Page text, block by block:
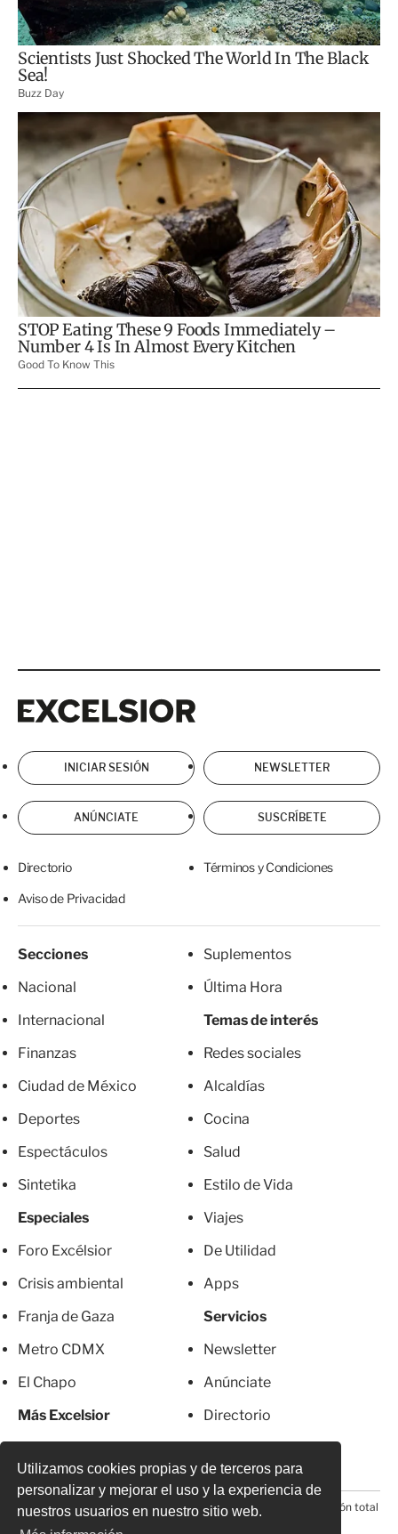
Utilizamos cookies propias y de terceros para
personalizar y mejorar el uso y la experiencia de
nuestros usuarios en nuestro sitio web.
INICIAR SESIÓN NEWSLETTER
ANÚNCIATE SUSCRÍBETE
Directorio Términos y Condiciones
Aviso de Privacidad
Secciones
Nacional
Internacional
Finanzas
Ciudad de México
Deportes
Espectáculos
Sintetika
Especiales
Foro Excélsior
Crisis ambiental
Franja de Gaza
Metro CDMX
El Chapo
Más Excelsior
Suplementos
Última Hora
Temas de interés
Redes sociales
Alcaldías
Cocina
Salud
Estilo de Vida
Viajes
De Utilidad
Apps
Servicios
Newsletter
Anúnciate
Directorio
© 2026 Todos los derechos reservados. Prohibida la reproducción total
o parcial, incluyendo cualquier medio electrónico*